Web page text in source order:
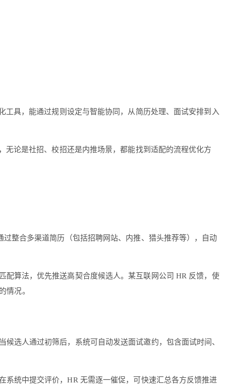
具，能通过规则设定与智能协同，从简历处理、面试安排到入
论是社招、校招还是内推场景，都能找到适配的流程优化方
整合多渠道简历（包括招聘网站、内推、猎头推荐等），自动
算法，优先推送高契合度候选人。某互联网公司 HR 反馈，使
情况。
选人通过初筛后，系统可自动发送面试邀约，包含面试时间、
统中提交评价，HR 无需逐一催促，可快速汇总各方反馈推进